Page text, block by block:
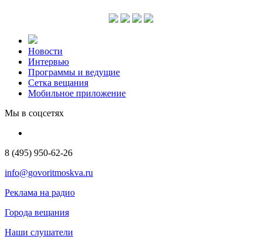
Новости
Интервью
Программы и ведущие
Сетка вещания
Мобильное приложение
Мы в соцсетях
8 (495) 950-62-26
info@govoritmoskva.ru
Реклама на радио
Города вещания
Наши слушатели